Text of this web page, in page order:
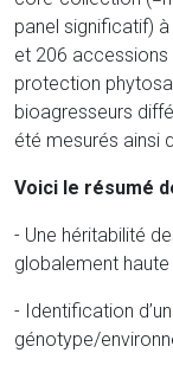
panel significatif)
et 206 accessions
protection
bioagresseurs
été mesurés ainsi
Voici le résumé
- Une héritabilité
globalement haute
- Identification
génotype/